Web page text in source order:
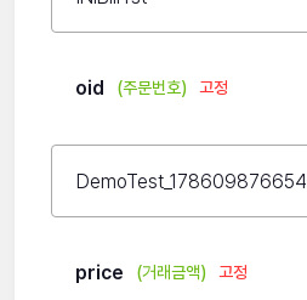
oid (주문번호) 고정
price (거래금액) 고정